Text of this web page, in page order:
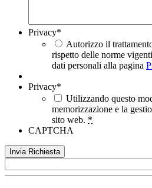
Privacy*
Autorizzo il
rispetto delle norme
dati personali alla pagina
Privacy*
Utilizzando questo
memorizzazione e la
sito web. *
CAPTCHA